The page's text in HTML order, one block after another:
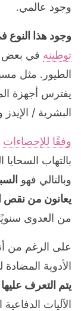
وجود عالمي.
وجود هذا النوع
توطينه في بعض
الطيور. مثل
يفترس أجهزة
البشرية /
وفقًا للإحصاءات
بالتهاب
وبالتالي فهو
يعانون من نقص
من العدوى
على الرغم من
الأدوية
يتم التعرف
الآليات